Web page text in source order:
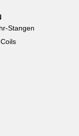
Stangen